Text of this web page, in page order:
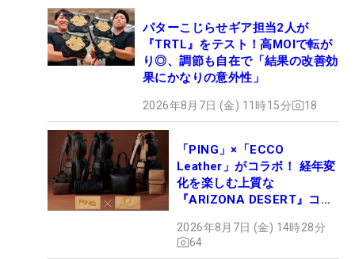
パターこじらせギア担当2人が
『TRTL』をテスト！高MOIで転が
り◎、調節も自在で「結果の改善効
果にかなりの意外性」
2026年8月7日 (金) 11時15分 18
「PING」×「ECCO
Leather」がコラボ！ 経年変
化を楽しむ上質な
『ARIZONA DESERT』コレ
ュー
2026年8月7日 (金) 14時28分
64